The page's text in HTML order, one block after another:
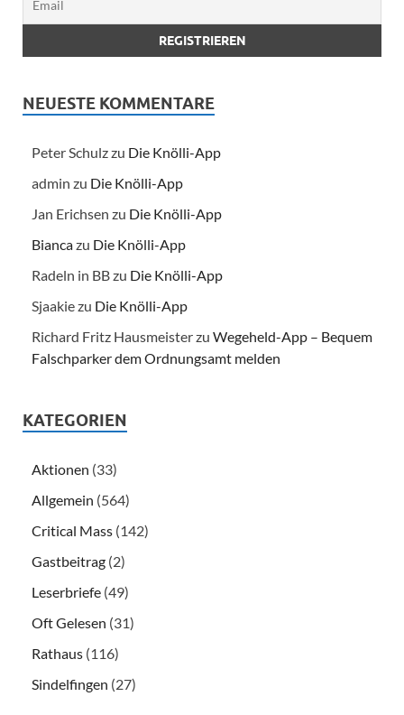
NEUESTE KOMMENTARE
Peter Schulzzu Die Knölli-App
admin zu Die Knölli-App
Jan Erichsen zu Die Knölli-App
Biancazu Die Knölli-App
Radeln in BBzu Die Knölli-App
Sjaakiezu Die Knölli-App
Richard Fritz Hausmeisterzu Wegeheld-App – Bequem
Falschparker dem Ordnungsamt melden
KATEGORIEN
Aktionen (33)
Allgemein (564)
Critical Mass (142)
Gastbeitrag (2)
Leserbriefe (49)
Oft Gelesen (31)
Rathaus (116)
Sindelfingen (27)